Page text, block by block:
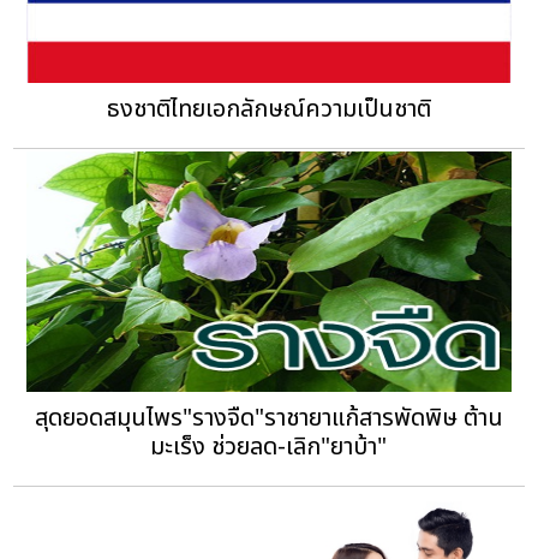
ธงชาติไทยเอกลักษณ์ความเป็นชาติ
สุดยอดสมุนไพร"รางจืด"ราชายาแก้สารพัดพิษ ต้าน
มะเร็ง ช่วยลด-เลิก"ยาบ้า"